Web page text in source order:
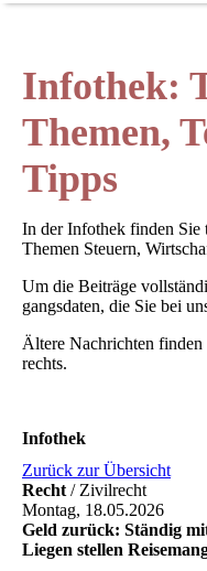
Infothek:
Themen,
Tipps
In der Infothek finden Sie
Themen Steuern,
Um die Bei­träge
gangs­daten, die Sie bei
Ältere Nachrichten
rechts.
Infothek
Zurück zur Übersicht
Recht / Zivilrecht
Montag, 18.05.2026
Geld zurück: Ständig
Liegen stellen